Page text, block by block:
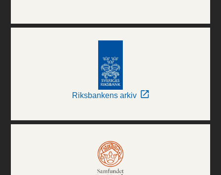
Riksbankens arkiv